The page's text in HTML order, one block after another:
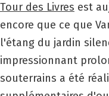
Tour des Livres est
encore que ce que
l'étang du jardin
impressionnant
souterrains a été